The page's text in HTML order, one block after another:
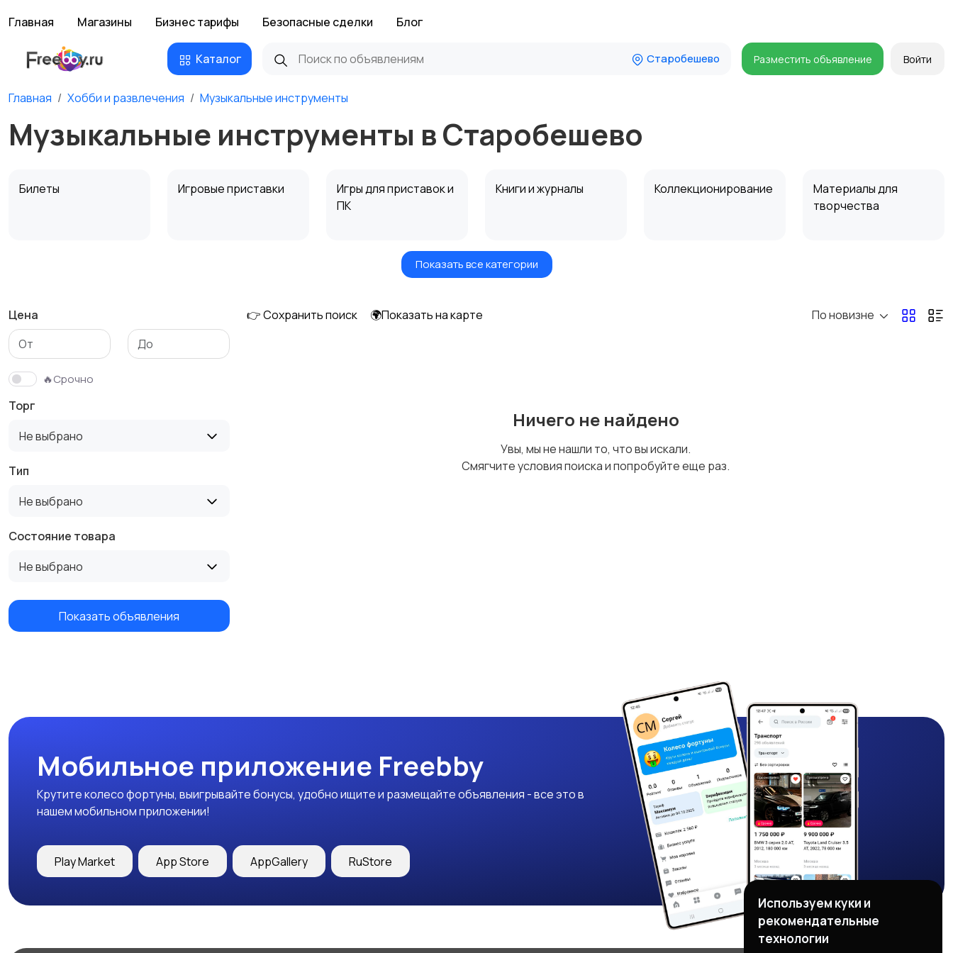
Главная Магазины Бизнес тарифы Безопасные сделки Блог
Каталог Старобешево Разместить объявление Войти
Главная Хобби и развлечения Музыкальные инструменты
Музыкальные инструменты в Старобешево
Билеты Игровые приставки
Игры для приставок и
ПК
Книги и журналы Коллекционирование
Материалы для
творчества
Показать все категории
Цена
🔥Срочно
Торг
Не выбрано
Тип
Не выбрано
Состояние товара
Не выбрано
Показать объявления
👉 Сохранить поиск 🌍Показать на карте По новизне
Ничего не найдено
Увы, мы не нашли то, что вы искали.
Смягчите условия поиска и попробуйте еще раз.
Мобильное приложение Freebby
Крутите колесо фортуны, выигрывайте бонусы, удобно ищите и размещайте объявления - все это в
нашем мобильном приложении!
Play Market App Store AppGallery RuStore
Используем куки и
рекомендательные
технологии